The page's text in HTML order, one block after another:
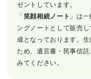
ゼントしています。
「 笑顔相続ノート 」は
ングノートとして販売
成となっております。
ため、遺言書・民事信
みてください。